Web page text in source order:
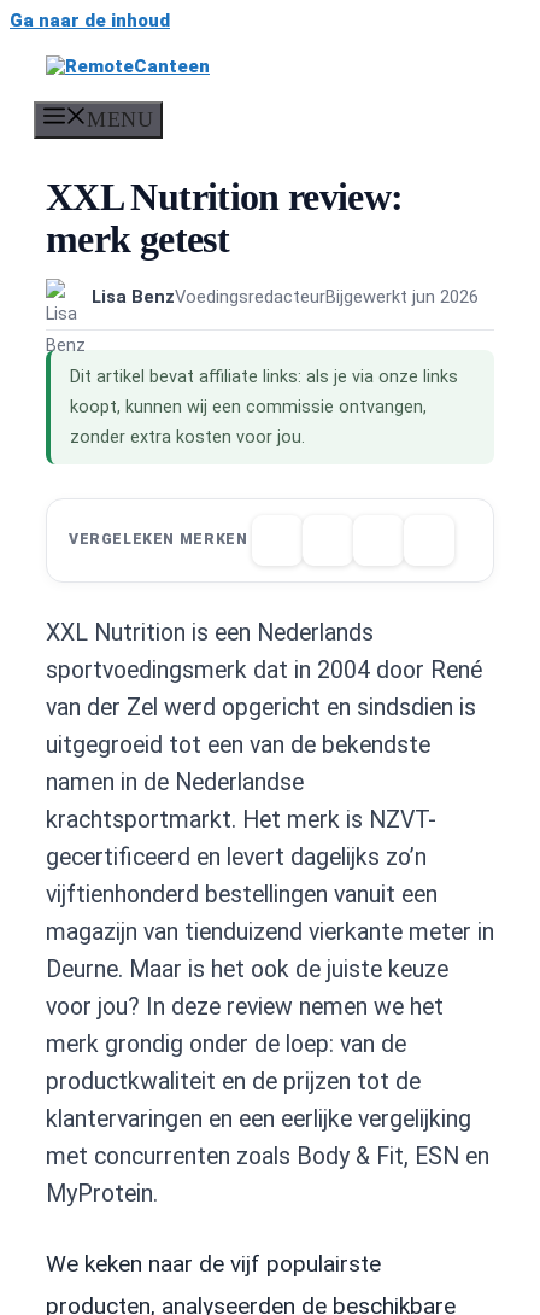
Ga naar de inhoud
MENU
XXL Nutrition review:
merk getest
Lisa BenzVoedingsredacteurBijgewerkt jun 2026
Dit artikel bevat affiliate links: als je via onze links
koopt, kunnen wij een commissie ontvangen,
zonder extra kosten voor jou.
VERGELEKEN MERKEN
XXL Nutrition is een Nederlands
sportvoedingsmerk dat in 2004 door René
van der Zel werd opgericht en sindsdien is
uitgegroeid tot een van de bekendste
namen in de Nederlandse
krachtsportmarkt. Het merk is NZVT-
gecertificeerd en levert dagelijks zo’n
vijftienhonderd bestellingen vanuit een
magazijn van tienduizend vierkante meter in
Deurne. Maar is het ook de juiste keuze
voor jou? In deze review nemen we het
merk grondig onder de loep: van de
productkwaliteit en de prijzen tot de
klantervaringen en een eerlijke vergelijking
met concurrenten zoals Body & Fit, ESN en
MyProtein.
We keken naar de vijf populairste
producten, analyseerden de beschikbare